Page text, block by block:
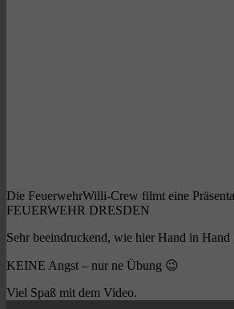
Die FeuerwehrWilli-Crew filmt eine
FEUERWEHR DRESDEN
Sehr beeindruckend, wie hier Hand in Hand
KEINE Angst – nur ne Übung 😉
Viel Spaß mit dem Video.